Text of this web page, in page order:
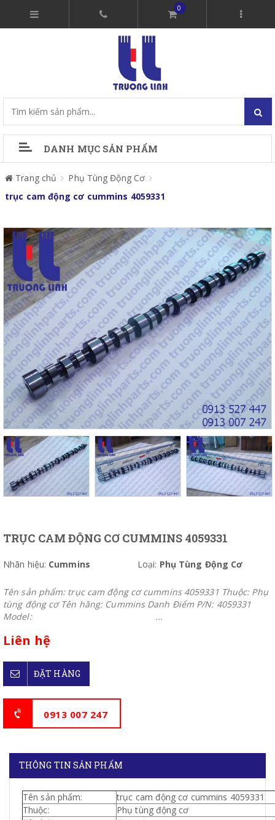
0
DANH MỤC SẢN PHẨM
Trang chủ
Phụ Tùng Động Cơ
trục cam động cơ cummins 4059331
TRỤC CAM ĐỘNG CƠ CUMMINS 4059331
Nhãn hiệu: Cummins Loại: Phụ Tùng Động Cơ
Tên sản phẩm: trục cam động cơ cummins 4059331 Thuộc: Phụ
tùng động cơ Tên hãng: Cummins Danh Điểm P/N: 4059331
Model: ...
Liên hệ
ĐẶT HÀNG
0913 007 247
THÔNG TIN SẢN PHẨM
Tên sản phẩm:
trục cam động cơ cummins 4059331
Thuộc:
Phụ tùng động cơ